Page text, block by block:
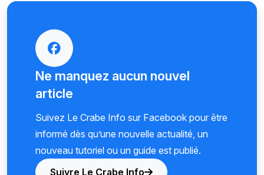
Ne manquez aucun nouvel
article
Suivez Le Crabe Info sur Facebook pour être
informé dès qu’une nouvelle actualité, un
nouveau tutoriel ou un guide est publié.
Suivre Le Crabe Info